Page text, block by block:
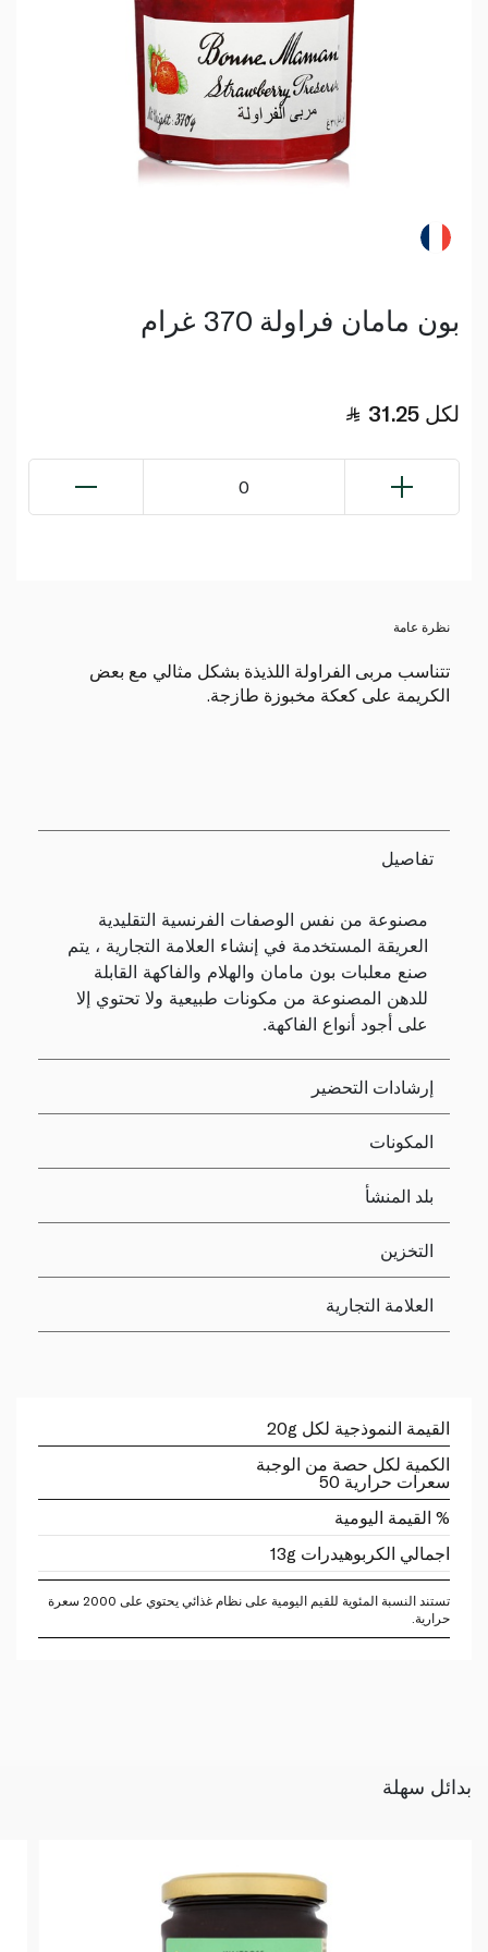
بون مامان فراولة 370 غرام
31.25 لكل
0
نظرة عامة
تتناسب مربى الفراولة اللذيذة بشكل مثالي مع بعض
الكريمة على كعكة مخبوزة طازجة.
تفاصيل
مصنوعة من نفس الوصفات الفرنسية التقليدية
العريقة المستخدمة في إنشاء العلامة التجارية ، يتم
صنع معلبات بون مامان والهلام والفاكهة القابلة
للدهن المصنوعة من مكونات طبيعية ولا تحتوي إلا
على أجود أنواع الفاكهة.
إرشادات التحضير
المكونات
بلد المنشأ
التخزين
العلامة التجارية
القيمة النموذجية لكل 20g
الكمية لكل حصة من الوجبة
سعرات حرارية 50
% القيمة اليومية
اجمالي الكربوهيدرات 13g
تستند النسبة المئوية للقيم اليومية على نظام غذائي يحتوي على 2000 سعرة
حرارية.
بدائل سهلة